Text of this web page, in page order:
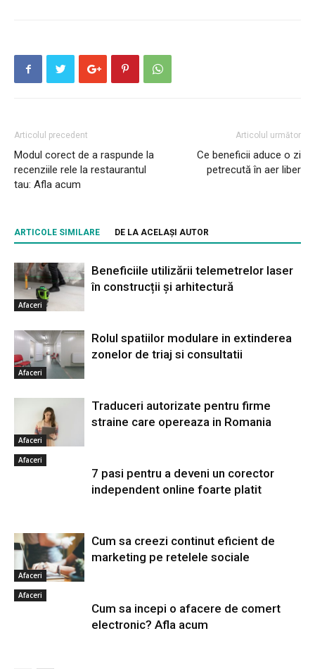
Articolul precedent
Modul corect de a raspunde la
recenziile rele la restaurantul
tau: Afla acum
Articolul următor
Ce beneficii aduce o zi
petrecută în aer liber
ARTICOLE SIMILARE DE LA ACELAȘI AUTOR
Afaceri
Beneficiile utilizării telemetrelor laser
în construcții și arhitectură
Afaceri
Rolul spatiilor modulare in extinderea
zonelor de triaj si consultatii
Afaceri
Traduceri autorizate pentru firme
straine care opereaza in Romania
Afaceri
7 pasi pentru a deveni un corector
independent online foarte platit
Afaceri
Cum sa creezi continut eficient de
marketing pe retelele sociale
Afaceri
Cum sa incepi o afacere de comert
electronic? Afla acum